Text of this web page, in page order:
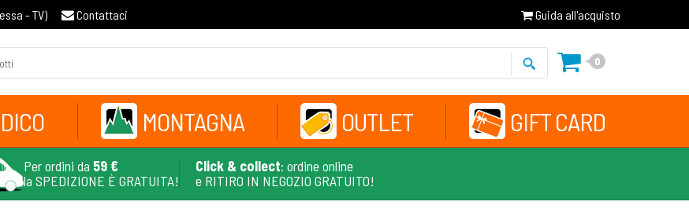
- TV) Contattaci Guida all'acquisto
0
MONTAGNA OUTLET GIFT CARD
Per ordini da 59 €
la SPEDIZIONE È GRATUITA!
Click & collect: ordine online
e RITIRO IN NEGOZIO GRATUITO!